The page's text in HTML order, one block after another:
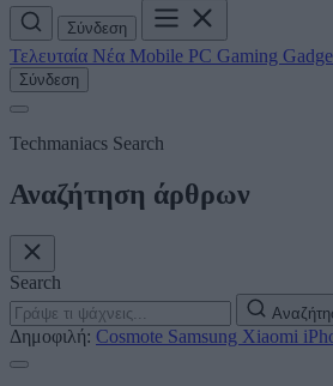
Σύνδεση
Τελευταία Νέα Mobile PC Gaming
Σύνδεση
Techmaniacs Search
Αναζήτηση άρθρων
Search
Δημοφιλή: Cosmote Samsung Xiaomi